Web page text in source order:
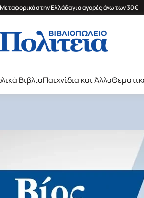
στην Ελλάδα για αγορές άνω των 30€
ΒιβλίαΠαιχνίδια και Άλλα